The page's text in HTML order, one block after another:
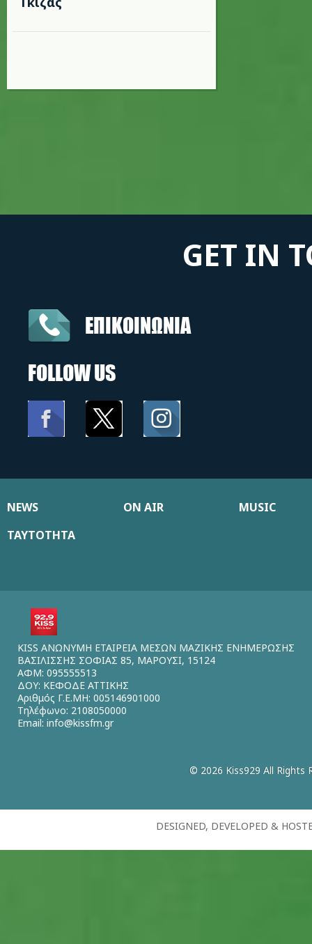
GET IN
ΕΠΙΚΟΙΝΩΝΙΑ
FOLLOW US
NEWS ON AIR
MUSIC
ΤΑΥΤΟΤΗΤΑ
KISS ΑΝΩΝΥΜΗ ΕΤΑΙΡΕΙΑ ΜΕΣΩΝ ΜΑΖΙΚΗΣ ΕΝΗΜΕΡΩΣΗΣ
ΒΑΣΙΛΙΣΣΗΣ ΣΟΦΙΑΣ 85, ΜΑΡΟΥΣΙ, 15124
ΑΦΜ: 095555513
ΔΟΥ: ΚΕΦΟΔΕ ΑΤΤΙΚΗΣ
Αριθμός Γ.Ε.ΜΗ: 005146901000
Τηλέφωνο: 2108050000
Email: info@kissfm.gr
© 2026 Kiss929 All Rights
DESIGNED, DEVELOPED &